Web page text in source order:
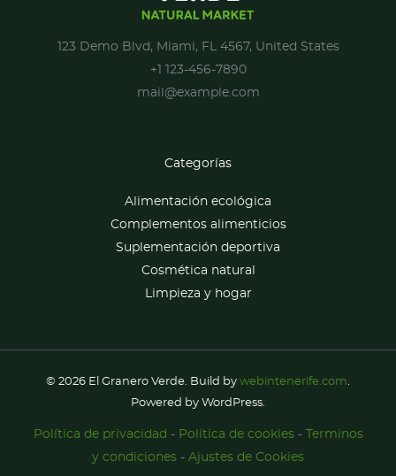
123 Demo Blvd, Miami, FL 4567, United States
+1 123-456-7890
mail@example.com
Categorías
Alimentación ecológica
Complementos alimenticios
Suplementación deportiva
Cosmética natural
Limpieza y hogar
© 2026 El Granero Verde. Build by webintenerife.com.
Powered by WordPress.
Política de privacidad - Política de cookies-
Terminos
y condiciones - Ajustes de Cookies